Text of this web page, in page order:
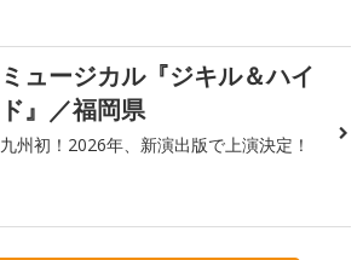
ミュージカル『ジキル＆ハイ
ド』／福岡県
九州初！2026年、新演出版で上演決定！